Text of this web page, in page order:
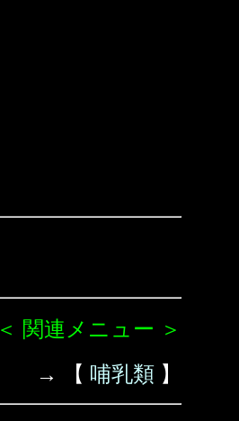
＜ 関連メニュー ＞
→ 【 哺乳類 】